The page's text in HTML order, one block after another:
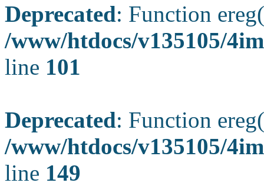
Deprecated: Function
/www/htdocs/v135105/
line 101
Deprecated: Function
/www/htdocs/v135105/
line 149